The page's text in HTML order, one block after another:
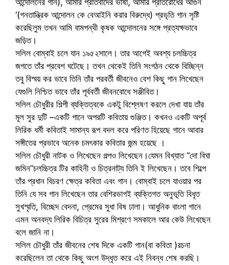
আন্দোলনের গান), আমার প্রতিবাদের ভাষা, আমার প্রতিরোধের আগুন
‘(গনতান্ত্রিক আন্দোলন কে বেআইনি করার বিরুদ্ধে) প্রভৃতি গান সৃষ্টি
করেছিলুম তখন আমি বামপন্থী কৃষক আন্দোলনের সঙ্গে প্রত্যক্ষভাবে
জড়িত।
সলিল বোম্বাই চলে যান ১৯৫২সালে। তার আগেই অবশ্য চলচ্চিত্র
জগতে তাঁর প্রবেশ ঘটেছে। তখন থেকেই তিনি সংগঠন থেকে বিচ্ছিন্ন
তবু বিস্ময় কর ভাবে তিনি তাঁর পরবর্তী জীবনেও বেশ কিছু গান লিখেছেন
যেগুলি নিশ্চিত ভাবে তাঁর পূর্ববর্তী জীবনবোধে সঞ্জীবিত।
সলিল চৌধুরীর শিল্পী ব্যক্তিত্বকে একটু বিশ্লেষণ করলে দেখা যায় তাঁর
মূল সুর দুটি –একটি গানে অপরটি কবিতায় গুঞ্জিত। কখনও একটি অপূর্ব
লিরিক ধর্মী কবিতাই সামান্য রূপ বদল করে পরিণত হিয়েছে গানে আবার
সঙ্গীতের প্রভাবে অনেক চমৎকার কবিতার জন্ম হয়েছে ।
সলিল চৌধুরী নাটক ও লিখেছেন গল্পও লিখেছেন।যেমন বিখ্যাত “দো বিঘা
জমিন”চলচ্চিত্র টির কাহিনী ও চিত্রনাট্য তিনি ই লিখেছেন। তবে শিল্পে
তাঁর প্রধান বিচরণ ক্ষেত্র কবিতা এবং গান। বোম্বাই চলে যাওয়ার পর
তিনি যে সব গান লিখেছেন তার বেশিরভাগই ব্যক্তিগত অনুভূতি বিধৃত
সুখস্মৃতি, বিচ্ছেদ বেদনা, প্রেমের সুধা বিষ ঢালা। আধুনিক বাংলা গানে
এমন অনবদ্য লিরিক বিচিত্র সুরের মিশ্রণে সমকালে আর কেউ লিখেছেন
বলে জানি না।
সলিল চৌধুরী তাঁর জীবনের শেষ দিকে একটি গান(বা কবিতা )রচনা
করেছিলেন তা থেকে কিছু অংশ উদ্ধৃত করে এই নিবন্ধ শেষ করছি।